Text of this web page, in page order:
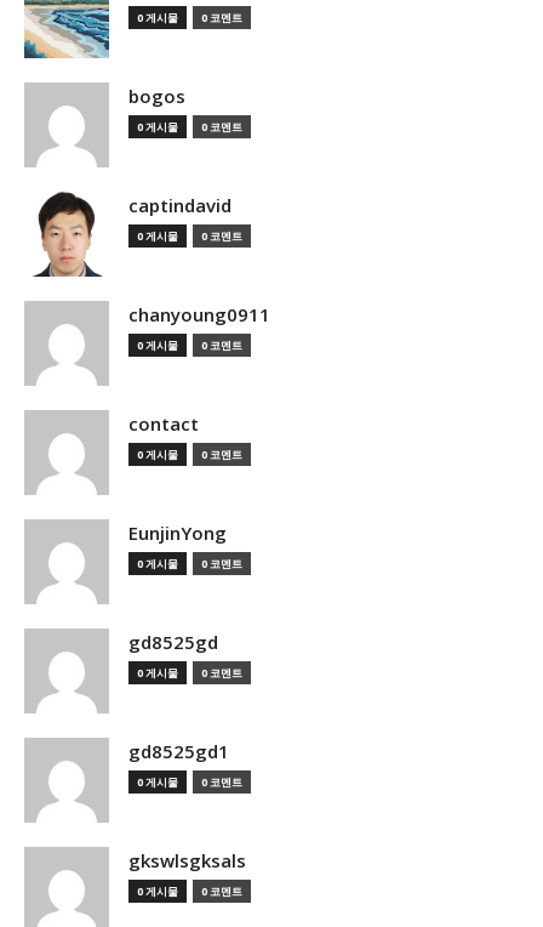
0 게시물 0 코멘트
bogos
0 게시물 0 코멘트
captindavid
0 게시물 0 코멘트
chanyoung0911
0 게시물 0 코멘트
contact
0 게시물 0 코멘트
EunjinYong
0 게시물 0 코멘트
gd8525gd
0 게시물 0 코멘트
gd8525gd1
0 게시물 0 코멘트
gkswlsgksals
0 게시물 0 코멘트